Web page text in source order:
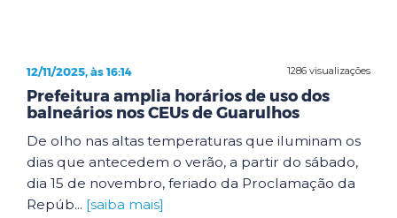
1286 visualizações
12/11/2025, às 16:14
Prefeitura amplia horários de uso dos
balneários nos CEUs de Guarulhos
De olho nas altas temperaturas que iluminam os
dias que antecedem o verão, a partir do sábado,
dia 15 de novembro, feriado da Proclamação da
Repúb... [saiba mais]